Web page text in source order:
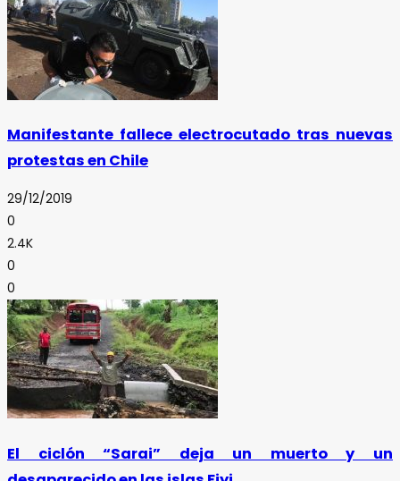
Manifestante fallece electrocutado tras nuevas
protestas en Chile
29/12/2019
0
2.4K
0
0
El ciclón “Sarai” deja un muerto y un